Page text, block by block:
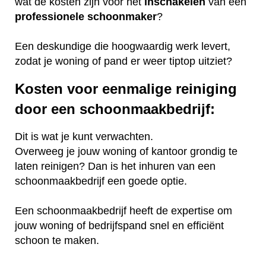
professionele schoonmaker?
Een deskundige die hoogwaardig werk levert,
zodat je woning of pand er weer tiptop uitziet?
Kosten voor eenmalige reiniging
door een schoonmaakbedrijf:
Dit is wat je kunt verwachten.
Overweeg je jouw woning of kantoor grondig te
laten reinigen? Dan is het inhuren van een
schoonmaakbedrijf een goede optie.
Een schoonmaakbedrijf heeft de expertise om
jouw woning of bedrijfspand snel en efficiënt
schoon te maken.